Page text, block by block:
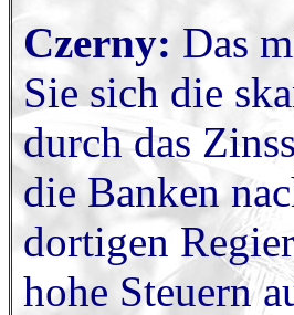
Czerny: Das
Sie sich die
durch das
die Banken
dortigen
hohe Steuern